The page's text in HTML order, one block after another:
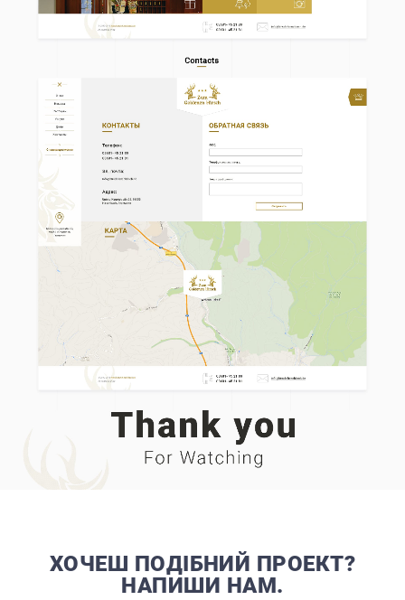
ХОЧЕШ ПОДІБНИЙ ПРОЕКТ?
НАПИШИ НАМ.